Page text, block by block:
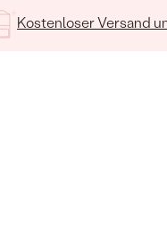
Kostenloser Versand